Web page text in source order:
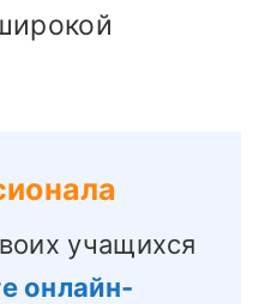
учащихся
онлайн-